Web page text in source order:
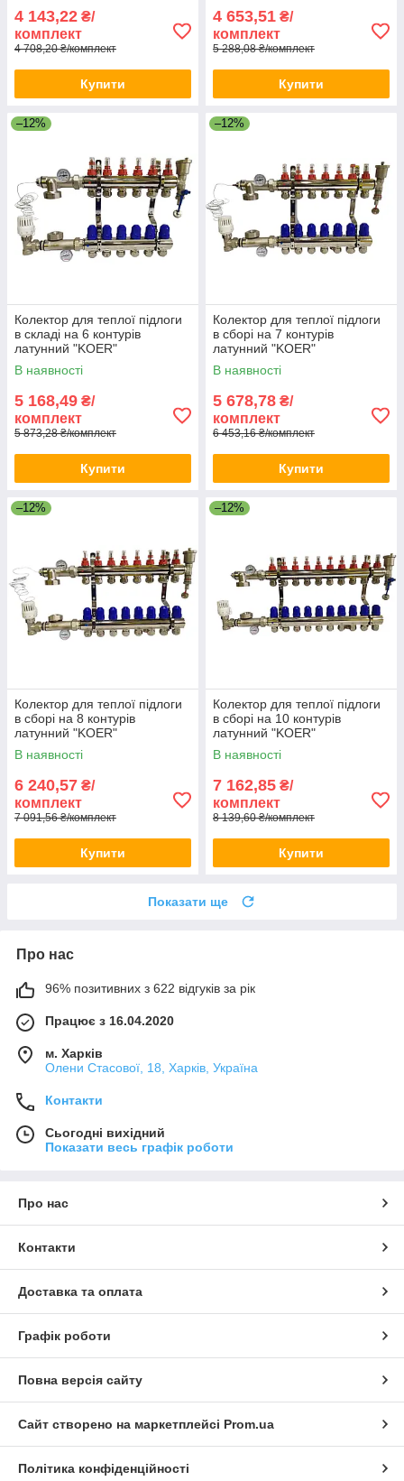
4 143,22 ₴/
комплект
4 708,20 ₴/комплект
Купити
4 653,51 ₴/
комплект
5 288,08 ₴/комплект
Купити
–12%
Колектор для теплої підлоги
в складі на 6 контурів
латунний "KOER"
В наявності
5 168,49 ₴/
комплект
5 873,28 ₴/комплект
Купити
–12%
Колектор для теплої підлоги
в сборі на 7 контурів
латунний "KOER"
В наявності
5 678,78 ₴/
комплект
6 453,16 ₴/комплект
Купити
–12%
Колектор для теплої підлоги
в сборі на 8 контурів
латунний "KOER"
В наявності
6 240,57 ₴/
комплект
7 091,56 ₴/комплект
Купити
–12%
Колектор для теплої підлоги
в сборі на 10 контурів
латунний "KOER"
В наявності
7 162,85 ₴/
комплект
8 139,60 ₴/комплект
Купити
Показати ще
Про нас
96% позитивних з 622 відгуків за рік
Працює з 16.04.2020
м. Харків
Олени Стасової, 18, Харків, Україна
Контакти
Сьогодні вихідний
Показати весь графік роботи
Про нас
Контакти
Доставка та оплата
Графік роботи
Повна версія сайту
Сайт створено на маркетплейсі Prom.ua
Політика конфіденційності